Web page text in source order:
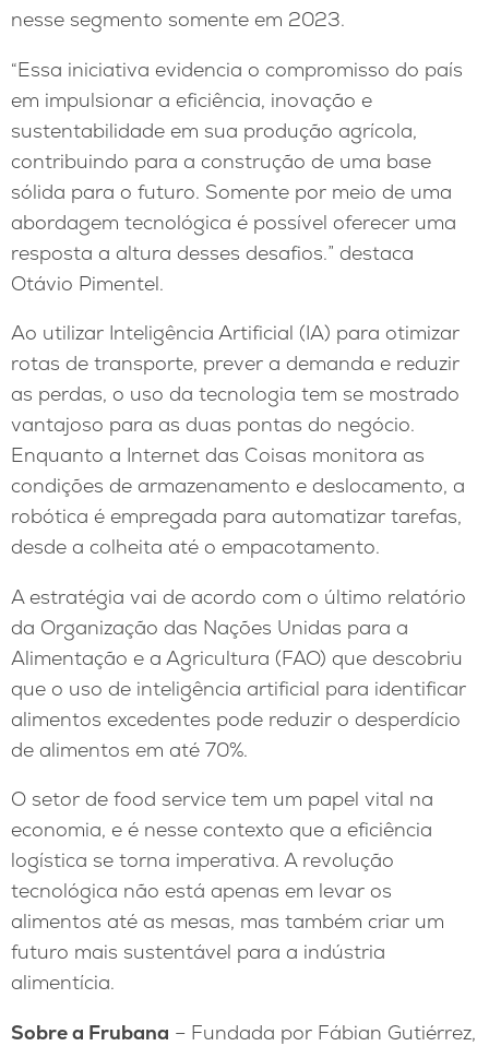
nesse segmento somente em 2023.
“Essa iniciativa evidencia o compromisso do país
em impulsionar a eficiência, inovação e
sustentabilidade em sua produção agrícola,
contribuindo para a construção de uma base
sólida para o futuro. Somente por meio de uma
abordagem tecnológica é possível oferecer uma
resposta a altura desses desafios.” destaca
Otávio Pimentel.
Ao utilizar Inteligência Artificial (IA) para otimizar
rotas de transporte, prever a demanda e reduzir
as perdas, o uso da tecnologia tem se mostrado
vantajoso para as duas pontas do negócio.
Enquanto a Internet das Coisas monitora as
condições de armazenamento e deslocamento, a
robótica é empregada para automatizar tarefas,
desde a colheita até o empacotamento.
A estratégia vai de acordo com o último relatório
da Organização das Nações Unidas para a
Alimentação e a Agricultura (FAO) que descobriu
que o uso de inteligência artificial para identificar
alimentos excedentes pode reduzir o desperdício
de alimentos em até 70%.
O setor de food service tem um papel vital na
economia, e é nesse contexto que a eficiência
logística se torna imperativa. A revolução
tecnológica não está apenas em levar os
alimentos até as mesas, mas também criar um
futuro mais sustentável para a indústria
alimentícia.
Sobre a Frubana – Fundada por Fábian Gutiérrez,